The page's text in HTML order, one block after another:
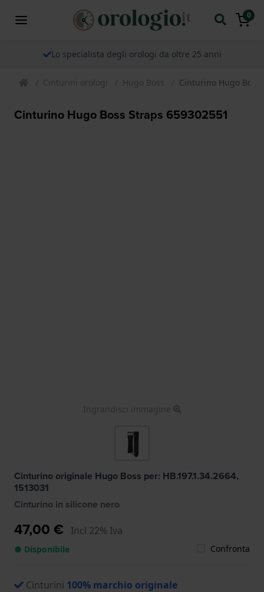
0
Lo specialista degli orologi da oltre 25 anni
Cinturini orologi Hugo Boss Cinturino Hugo Boss
Cinturino Hugo Boss Straps 659302551
Ingrandisci immagine
Cinturino originale Hugo Boss per: HB.197.1.34.2664,
1513031
Cinturino in silicone nero
47,00 € Incl 22% Iva
● Disponibile Confronta
Cinturini 100% marchio originale